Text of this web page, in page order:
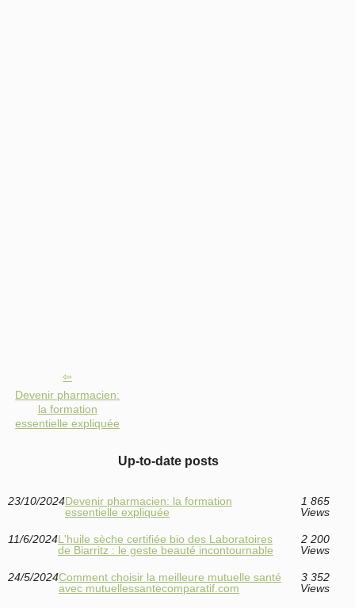
Devenir pharmacien:
la formation
essentielle expliquée
Up-to-date posts
23/10/2024Devenir pharmacien: la formation
essentielle expliquée
1 865
Views
11/6/2024L'huile sèche certifiée bio des Laboratoires
de Biarritz : le geste beauté incontournable
2 200
Views
24/5/2024Comment choisir la meilleure mutuelle santé
avec mutuellessantecomparatif.com
3 352
Views